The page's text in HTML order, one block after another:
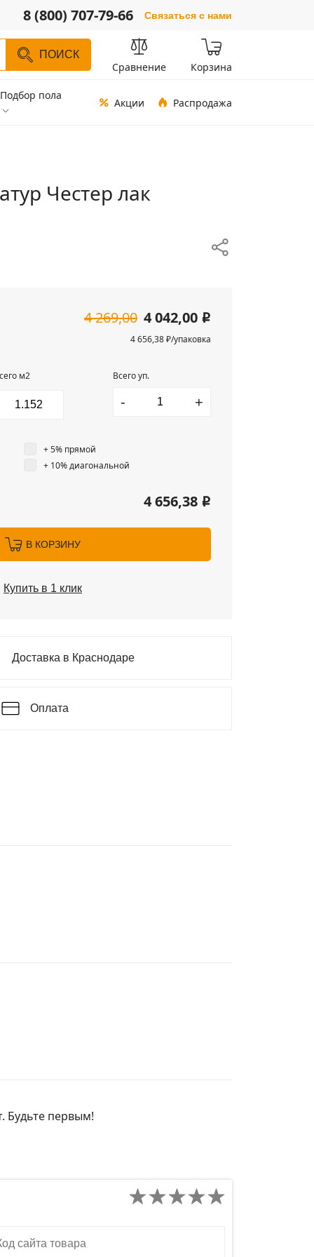
8 (800) 707-79-66 Связаться с нами
ПОИСК
Сравнение Корзина
Подбор пола
Акции Распродажа
Честер лак
4 269,00 4 042,00 i
4 656,38 ₽/упаковка
м2 Всего уп.
- +
+ 5% прямой
+ 10% диагональной
4 656,38 i
В КОРЗИНУ
Купить в 1 клик
Доставка в Краснодаре
Оплата
Будьте первым!